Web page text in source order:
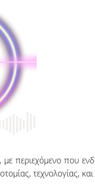
με περιεχόμενο που
τεχνολογίας,